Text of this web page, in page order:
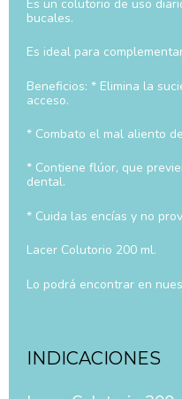
Es un colutorio de uso
bucales.
Es ideal para
Beneficios: * Elimina la
acceso.
* Combato el mal aliento
* Contiene flúor, que
dental.
* Cuida las encías y no
Lacer Colutorio 200 ml.
Lo podrá encontrar en
INDICACIONES